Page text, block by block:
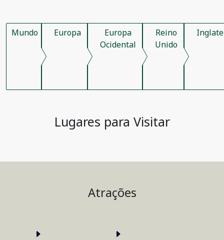
Mundo Europa
Europa
Ocidental
Reino
Unido
Lugares para Visitar
Atrações